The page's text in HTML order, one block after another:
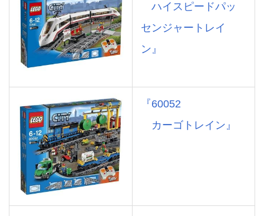
ハイスピードパッ
センジャートレイ
ン』
『60052
カーゴトレイン』